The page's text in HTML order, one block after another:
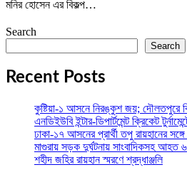
মনির হোসেন এর বিকল্প…
Search
Search
Recent Posts
কুষ্টিয়া-১ আসনে নিরঙ্কুশ জয়; দৌলতপুরে
এনডিইউবি ইন্টার-ডিপার্টমেন্ট ক্রিকেট
ঢাকা-১৭ আসনের প্রার্থী তপু রায়হানের সঙ্গে
মাগুরায় সড়ক দুর্ঘটনায় সাংবাদিকসহ আহত ৬
শহীদ জহির রায়হান স্মরণে শ্রদ্ধাঞ্জলি